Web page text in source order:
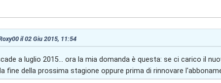
il 02 Giu 2015, 11:54
a luglio 2015... ora la mia domanda è questa: se ci carico il
fine della prossima stagione oppure prima di rinnovare